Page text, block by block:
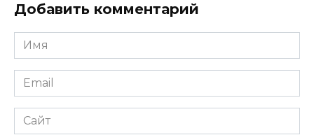
Добавить комментарий
Имя
*
Email
*
Сайт